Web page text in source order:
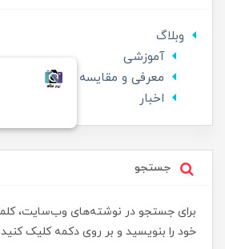
وبلاگ
آموزشی
معرفی و مقایسه
اخبار
جستجو
برای جستجو در نوشته‌های وب‌سایت،
خود را بنویسید و بر روی دکمه کلیک کنید.